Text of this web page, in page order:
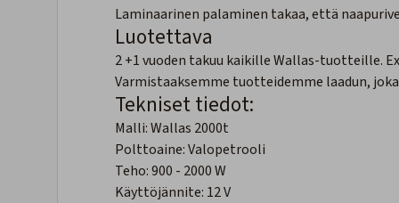
Laminaarinen palaminen takaa, että
Luotettava
2 +1 vuoden takuu kaikille Wallas-tuotteille.
Varmistaaksemme tuotteidemme laadun,
Tekniset tiedot:
Malli: Wallas 2000t
Polttoaine: Valopetrooli
Teho: 900 - 2000 W
Käyttöjännite: 12 V